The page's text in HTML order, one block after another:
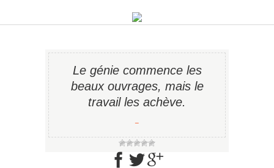
Le génie commence les
beaux ouvrages, mais le
travail les achève.
−